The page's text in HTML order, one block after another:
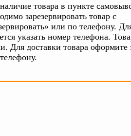
товара в пункте
зарезервировать товар с
или по телефону.
указать номер телефона.
Для доставки товара оформите